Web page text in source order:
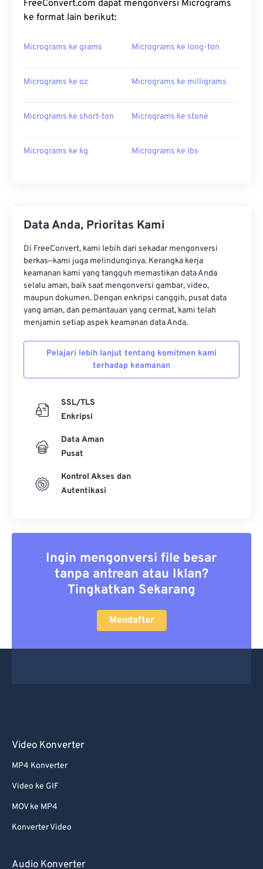
FreeConvert.com dapat mengonversi Micrograms
ke format lain berikut:
Micrograms ke grams Micrograms ke long-ton
Micrograms ke oz Micrograms ke milligrams
Micrograms ke short-ton Micrograms ke stone
Micrograms ke kg Micrograms ke lbs
Data Anda, Prioritas Kami
Di FreeConvert, kami lebih dari sekadar mengonversi
berkas—kami juga melindunginya. Kerangka kerja
keamanan kami yang tangguh memastikan data Anda
selalu aman, baik saat mengonversi gambar, video,
maupun dokumen. Dengan enkripsi canggih, pusat data
yang aman, dan pemantauan yang cermat, kami telah
menjamin setiap aspek keamanan data Anda.
Pelajari lebih lanjut tentang komitmen kami
terhadap keamanan
SSL/TLS
Enkripsi
Data Aman
Pusat
Kontrol Akses dan
Autentikasi
Ingin mengonversi file besar
tanpa antrean atau Iklan?
Tingkatkan Sekarang
Mendaftar
Video Konverter
MP4 Konverter
Video ke GIF
MOV ke MP4
Konverter Video
Audio Konverter